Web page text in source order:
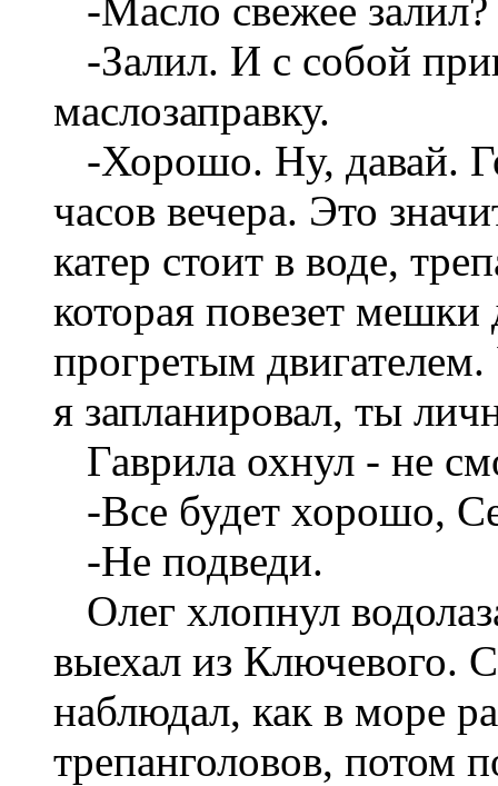
-Масло свежее залил?
-Залил. И с собой
маслозаправку.
-Хорошо. Ну, давай.
часов вечера. Это
катер стоит в воде,
которая повезет мешки
прогретым
я запланировал, ты
Гаврила охнул - не
-Все будет хорошо,
-Не подведи.
Олег хлопнул
выехал из Ключевого.
наблюдал, как в море
трепанголовов, потом